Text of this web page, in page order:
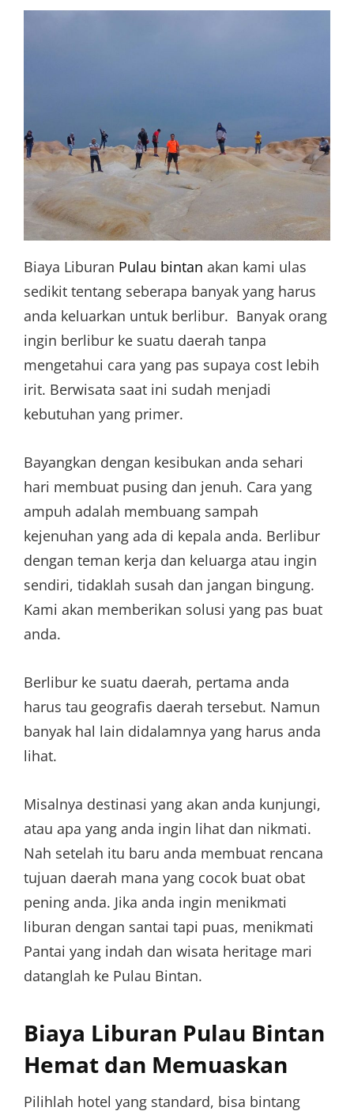
Biaya Liburan Pulau bintan akan kami ulas
sedikit tentang seberapa banyak yang harus
anda keluarkan untuk berlibur. Banyak orang
ingin berlibur ke suatu daerah tanpa
mengetahui cara yang pas supaya cost lebih
irit. Berwisata saat ini sudah menjadi
kebutuhan yang primer.
Bayangkan dengan kesibukan anda sehari
hari membuat pusing dan jenuh. Cara yang
ampuh adalah membuang sampah
kejenuhan yang ada di kepala anda. Berlibur
dengan teman kerja dan keluarga atau ingin
sendiri, tidaklah susah dan jangan bingung.
Kami akan memberikan solusi yang pas buat
anda.
Berlibur ke suatu daerah, pertama anda
harus tau geografis daerah tersebut. Namun
banyak hal lain didalamnya yang harus anda
lihat.
Misalnya destinasi yang akan anda kunjungi,
atau apa yang anda ingin lihat dan nikmati.
Nah setelah itu baru anda membuat rencana
tujuan daerah mana yang cocok buat obat
pening anda. Jika anda ingin menikmati
liburan dengan santai tapi puas, menikmati
Pantai yang indah dan wisata heritage mari
datanglah ke Pulau Bintan.
Biaya Liburan Pulau Bintan
Hemat dan Memuaskan
Pilihlah hotel yang standard, bisa bintang